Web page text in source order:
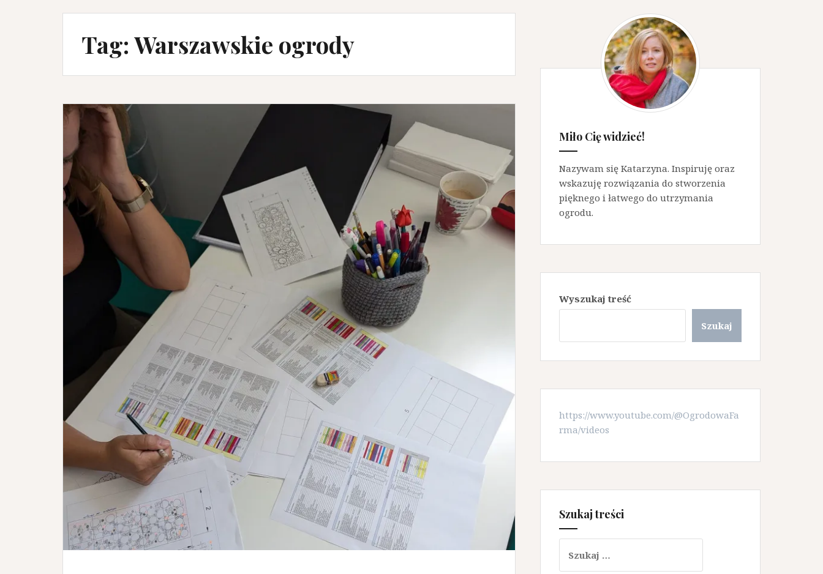
Tag:Warszawskie ogrody
Miło Cię widzieć!
Nazywam się Katarzyna. Inspiruję oraz
wskazuję rozwiązania do stworzenia
pięknego i łatwego do utrzymania
ogrodu.
Wyszukaj treść
Szukaj
https://www.youtube.com/@OgrodowaFa
rma/videos
Szukaj treści